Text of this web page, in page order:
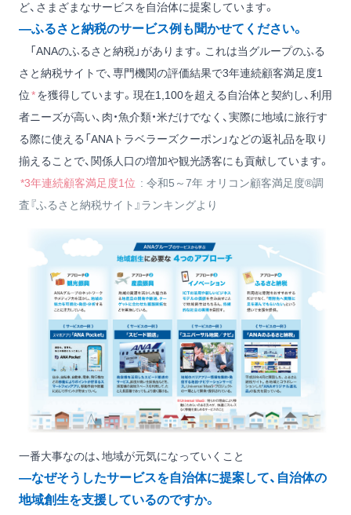
ど、さまざまなサービスを自治体に提案しています。
―ふるさと納税のサービス例も聞かせてください。
「ANAのふるさと納税」があります。これは当グループのふる
さと納税サイトで、専門機関の評価結果で3年連続顧客満足度1
位*を獲得しています。現在1,100を超える自治体と契約し、利用
者ニーズが高い、肉・魚介類・米だけでなく、実際に地域に旅行す
る際に使える「ANAトラベラーズクーポン」などの返礼品を取り
揃えることで、関係人口の増加や観光誘客にも貢献しています。
*3年連続顧客満足度1位 : 令和5～7年 オリコン顧客満足度®調
査『ふるさと納税サイト』ランキングより
一番大事なのは、地域が元気になっていくこと
―なぜそうしたサービスを自治体に提案して、自治体の
地域創生を支援しているのですか。